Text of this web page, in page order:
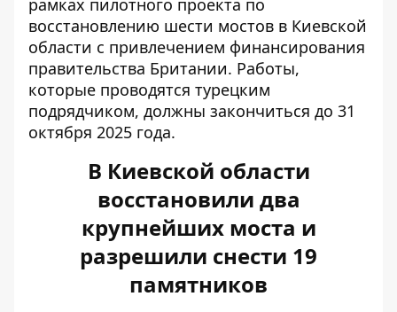
рамках пилотного проекта по
восстановлению шести мостов в Киевской
области с привлечением финансирования
правительства Британии. Работы,
которые проводятся турецким
подрядчиком, должны закончиться до 31
октября 2025 года.
В Киевской области
восстановили два
крупнейших моста и
разрешили снести 19
памятников